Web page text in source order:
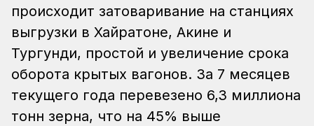
происходит затоваривание на станциях
выгрузки в Хайратоне, Акине и
Тургунди, простой и увеличение срока
оборота крытых вагонов. За 7 месяцев
текущего года перевезено 6,3 миллиона
тонн зерна, что на 45% выше